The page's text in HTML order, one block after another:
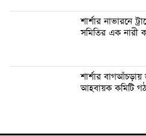
শার্শার নাভারনে
সমিতির এক নারী
শার্শার বাগআঁচড়ায়
আহবায়ক কমিটি